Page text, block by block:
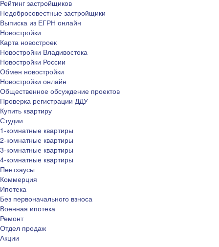
Рейтинг застройщиков
Недобросовестные застройщики
Выписка из ЕГРН онлайн
Новостройки
Карта новостроек
Новостройки Владивостока
Новостройки России
Обмен новостройки
Новостройки онлайн
Общественное обсуждение проектов
Проверка регистрации ДДУ
Купить квартиру
Студии
1-комнатные квартиры
2-комнатные квартиры
3-комнатные квартиры
4-комнатные квартиры
Пентхаусы
Коммерция
Ипотека
Без первоначального взноса
Военная ипотека
Ремонт
Отдел продаж
Акции